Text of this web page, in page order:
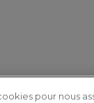
pour nous